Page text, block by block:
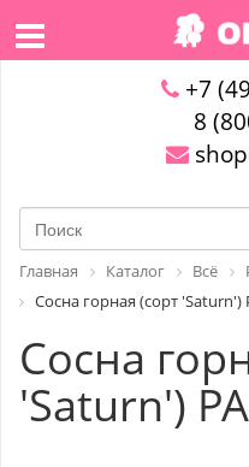
+7
8
Главная Каталог Всё
Сосна горная (сорт 'Saturn')
Сосна
'Saturn')